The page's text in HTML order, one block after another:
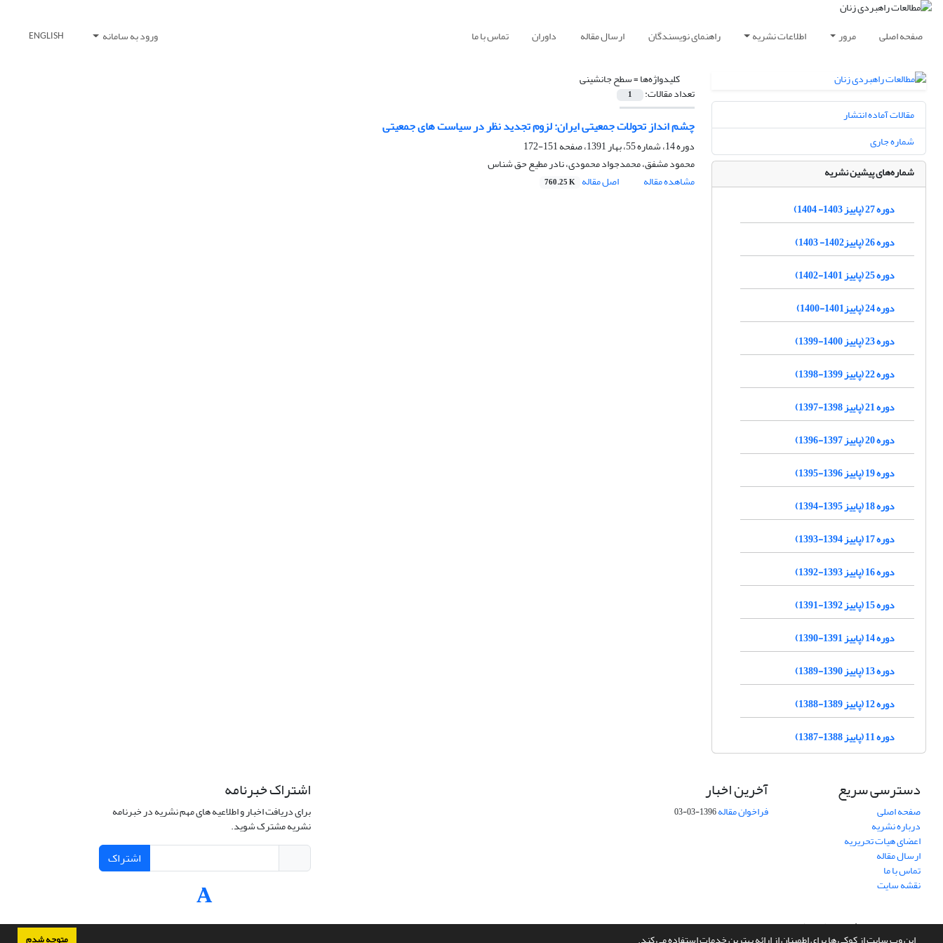
صفحه اصلی مرور اطلاعات نشریه راهنمای نویسندگان ارسال مقاله داوران تماس با ما ورود به سامانه ENGLISH
کلیدواژه‌ها =سطح جانشینی
تعداد مقالات: 1
چشم انداز تحولات جمعیتی ایران: لزوم تجدید نظر در سیاست های جمعیتی
دوره 14، شماره 55، بهار 1391، صفحه
151-172
محمود مشفق، محمدجواد محمودی، نادر مطیع حق شناس
مشاهده مقاله
اصل مقاله 760.25 K
مقالات آماده انتشار
شماره جاری
شماره‌های پیشین نشریه
دوره 27 (پاییز 1403- 1404)
دوره 26 (پاییز1402- 1403)
دوره 25 (پاییز 1401-1402)
دوره 24 (پاییز1401-1400)
دوره 23 (پاییز 1400-1399)
دوره 22 (پاییز 1399-1398)
دوره 21 (پاییز 1398-1397)
دوره 20 (پاییز 1397-1396)
دوره 19 (پاییز 1396-1395)
دوره 18 (پاییز 1395-1394)
دوره 17 (پاییز 1394-1393)
دوره 16 (پاییز 1393-1392)
دوره 15 (پاییز 1392-1391)
دوره 14 (پاییز 1391-1390)
دوره 13 (پاییز 1390-1389)
دوره 12 (پاییز 1389-1388)
دوره 11 (پاییز 1388-1387)
دسترسی سریع
صفحه اصلی
درباره نشریه
اعضای هیات تحریریه
ارسال مقاله
تماس با ما
نقشه سایت
آخرین اخبار
فراخوان مقاله1396-03-03
اشتراک خبرنامه
برای دریافت اخبار و اطلاعیه های مهم نشریه در خبرنامه
نشریه مشترک شوید.
اشتراک
سامانه مدیریت نشریات علمی.طراحی و پیاده سازی ازسیناوب